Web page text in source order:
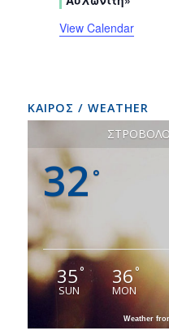
View Calendar
ΚΑΙΡΟΣ / WEATHER
32 °
35°
SUN
36°
MON
Weather